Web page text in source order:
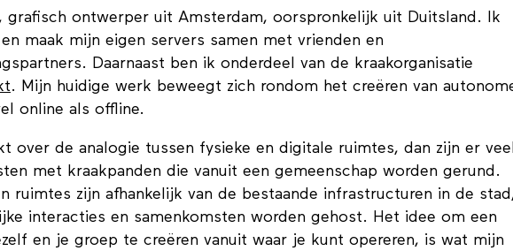
grafisch ontwerper uit Amsterdam, oorspronkelijk uit Duitsland. Ik
maak mijn eigen servers samen met vrienden en
Daarnaast ben ik onderdeel van de kraakorganisatie
. Mijn huidige werk beweegt zich rondom het creëren van
online als offline.
over de analogie tussen fysieke en digitale ruimtes, dan zijn er
met kraakpanden die vanuit een gemeenschap worden gerund.
ruimtes zijn afhankelijk van de bestaande infrastructuren in de
interacties en samenkomsten worden gehost. Het idee om een
en je groep te creëren vanuit waar je kunt opereren, is wat mijn